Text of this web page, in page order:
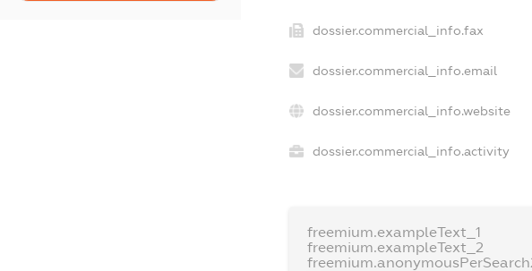
dossier.commercial_info.fax
dossier.commercial_info.email
dossier.commercial_info.website
dossier.commercial_info.activity
freemium.exampleText_1
freemium.exampleText_2